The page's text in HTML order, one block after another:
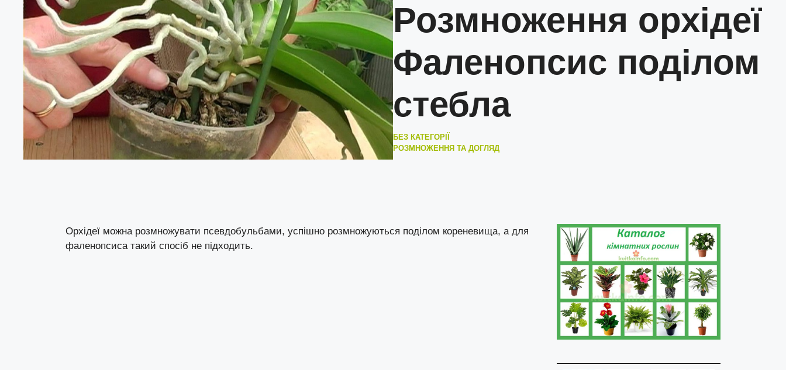
Розмноження орхідеї
Фаленопсис поділом
стебла
БЕЗ КАТЕГОРІЇ
РОЗМНОЖЕННЯ ТА ДОГЛЯД
Орхідеї можна розмножувати псевдобульбами, успішно розмножуються поділом кореневища, а для
фаленопсиса такий спосіб не підходить.